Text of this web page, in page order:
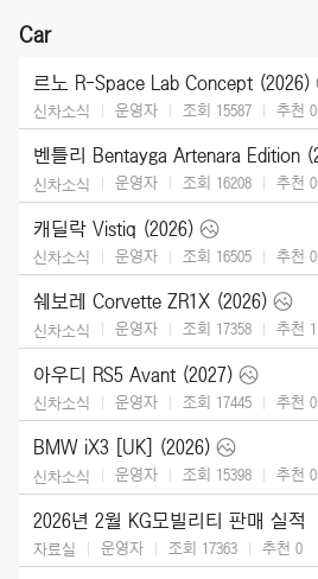
Car
르노 R-Space Lab Concept (2026)
신차소식 운영자 조회 15587 추천 0
신차소식 운영자 조회 16208 추천 0
캐딜락 Vistiq (2026)
신차소식 운영자 조회 16505 추천 0
쉐보레 Corvette ZR1X (2026)
신차소식 운영자 조회 17358 추천 1
아우디 RS5 Avant (2027)
신차소식 운영자 조회 17445 추천 0
BMW iX3 [UK] (2026)
신차소식 운영자 조회 15398 추천 0
2026년 2월 KG모빌리티 판매 실적
자료실 운영자 조회 17363 추천 0